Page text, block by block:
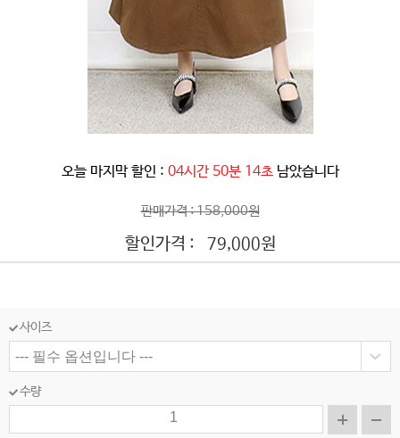
오늘 마지막 할인 : 04시간 50분 12초 남았습니다
판매가격 : 158,000원
할인가격 : 79,000원
사이즈
수량